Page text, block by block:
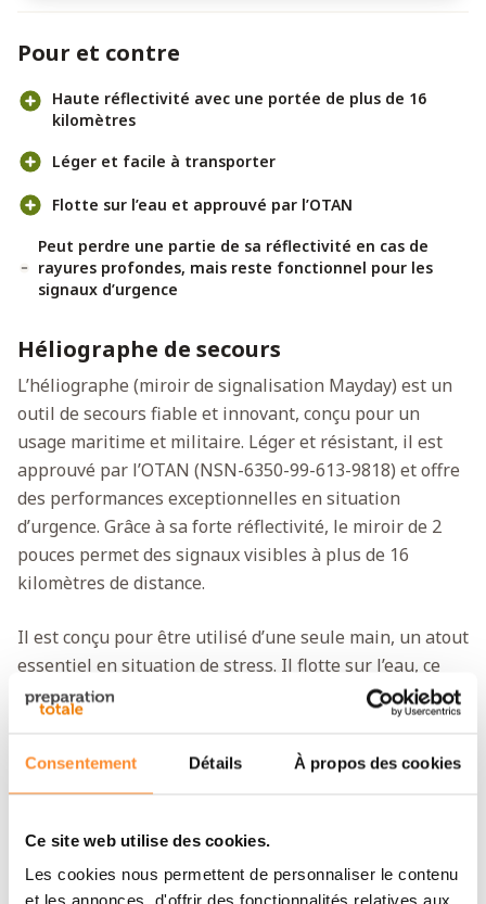
Consentement Détails À propos des cookies
Ce site web utilise des cookies.
Les cookies nous permettent de personnaliser le contenu
et les annonces, d'offrir des fonctionnalités relatives aux
Pour et contre
Haute réflectivité avec une portée de plus de 16
kilomètres
Léger et facile à transporter
Flotte sur l’eau et approuvé par l’OTAN
Peut perdre une partie de sa réflectivité en cas de
rayures profondes, mais reste fonctionnel pour les
signaux d’urgence
Héliographe de secours
L’héliographe (miroir de signalisation Mayday) est un
outil de secours fiable et innovant, conçu pour un
usage maritime et militaire. Léger et résistant, il est
approuvé par l’OTAN (NSN-6350-99-613-9818) et offre
des performances exceptionnelles en situation
d’urgence. Grâce à sa forte réflectivité, le miroir de 2
pouces permet des signaux visibles à plus de 16
kilomètres de distance.
Il est conçu pour être utilisé d’une seule main, un atout
essentiel en situation de stress. Il flotte sur l’eau, ce
qui le rend idéal pour les opérations maritimes. Les
instructions d’utilisation sont imprimées au dos,
permettant une mise en œuvre rapide et intuitive,
même dans les conditions les plus difficiles.
Miroir de signalisation fiable
Avec l’héliographe Mayday, vous êtes toujours prêt à
faire face aux imprévus. Sa légèreté et sa solidité en